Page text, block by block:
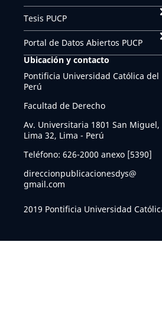
Tesis PUCP
Portal de Datos Abiertos PUCP
Ubicación y contacto
Pontificia Universidad Católica del
Perú
Facultad de Derecho
Av. Universitaria 1801 San Miguel,
Lima 32, Lima - Perú
Teléfono: 626-2000 anexo [5390]
direccionpublicacionesdys@
gmail.com
2019 Pontificia Universidad